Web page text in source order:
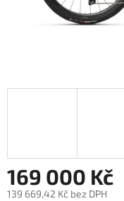
169 000 Kč
139 669,42 Kč bez DPH